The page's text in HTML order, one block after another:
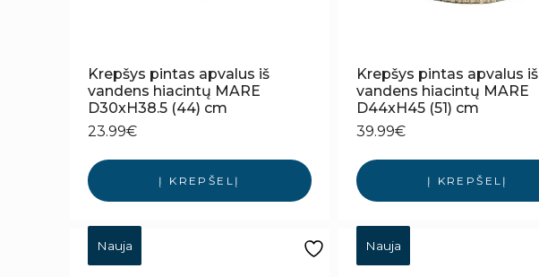
Krepšys pintas apvalus iš
vandens hiacintų MARE
D30xH38.5 (44) cm
23.99€
Į KREPŠELĮ
Krepšys pintas apvalus iš
vandens hiacintų MARE
D44xH45 (51) cm
39.99€
Į KREPŠELĮ
Nauja Nauja